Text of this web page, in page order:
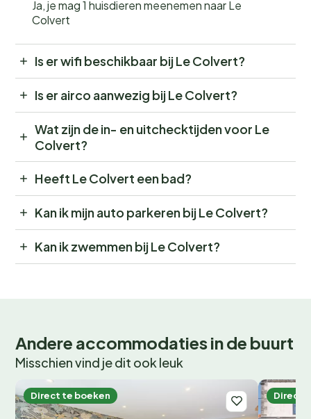
Ja, je mag 1 huisdieren meenemen naar Le
Colvert
Is er wifi beschikbaar bij Le Colvert?
Is er airco aanwezig bij Le Colvert?
Wat zijn de in- en uitchecktijden voor Le
Colvert?
Heeft Le Colvert een bad?
Kan ik mijn auto parkeren bij Le Colvert?
Kan ik zwemmen bij Le Colvert?
Andere accommodaties in de buurt
Misschien vind je dit ook leuk
Direct te boeken Direct